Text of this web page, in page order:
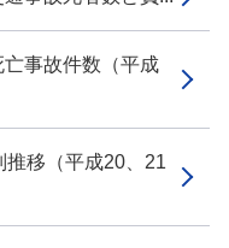
事故件数（平成
移（平成20、21